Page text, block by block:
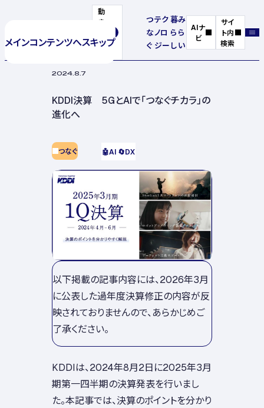
メインコンテンツへスキップ
動
き
停
つ
な
ぐ
テク
ノロ
ジー
暮
ら
し
み
ら
い
AIナ
ビ
サイ
ト内
検索
2024.8.7
KDDI決算 5GとAIで「つなぐチカラ」の
進化へ
つなぐ 🤖AI 🔄DX
以下掲載の記事内容には、2026年3月
に公表した過年度決算修正の内容が反
映されておりませんので、あらかじめご
了承ください。
KDDIは、2024年8月2日に2025年3月
期第一四半期の決算発表を行いまし
た。本記事では、決算のポイントを分かり